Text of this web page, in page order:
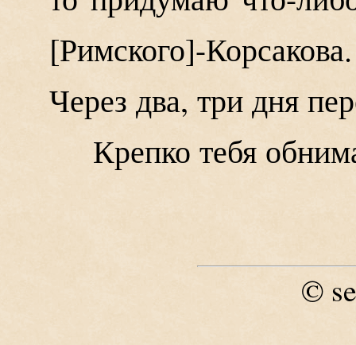
Римского -
Через два, три дня
Крепко тебя
©